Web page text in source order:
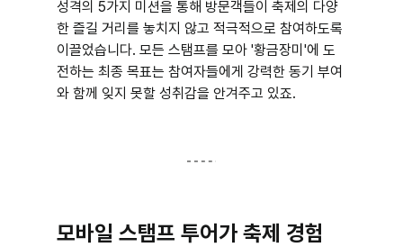
성격의 5가지 미션을 통해 방문객들이 축제의 다양
한 즐길 거리를 놓치지 않고 적극적으로 참여하도록
이끌었습니다. 모든 스탬프를 모아 '황금장미'에 도
전하는 최종 목표는 참여자들에게 강력한 동기 부여
와 함께 잊지 못할 성취감을 안겨주고 있죠.
모바일 스탬프 투어가 축제 경험